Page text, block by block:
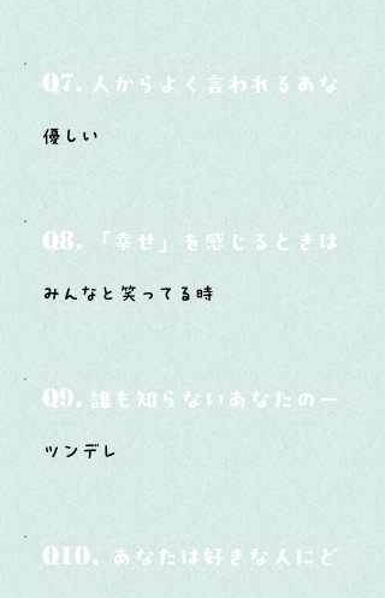
Q7. 人からよく言われるあなたの
優しい
Q8. 「幸せ」を感じるときはどん
みんなと笑ってる時
Q9. 誰も知らないあなたの一面は
ツンデレ
Q10. あなたは好きな人にどう